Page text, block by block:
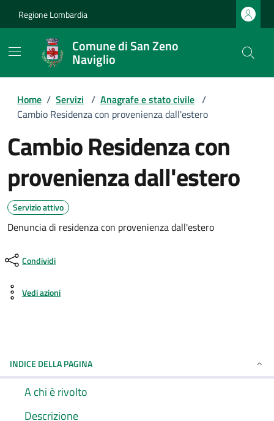
Regione Lombardia
Comune di San Zeno
Naviglio
Home / Servizi / Anagrafe e stato civile /
Cambio Residenza con provenienza dall'estero
Cambio Residenza con
provenienza dall'estero
Servizio attivo
Denuncia di residenza con provenienza dall'estero
Condividi
Vedi azioni
INDICE DELLA PAGINA
A chi è rivolto
Descrizione